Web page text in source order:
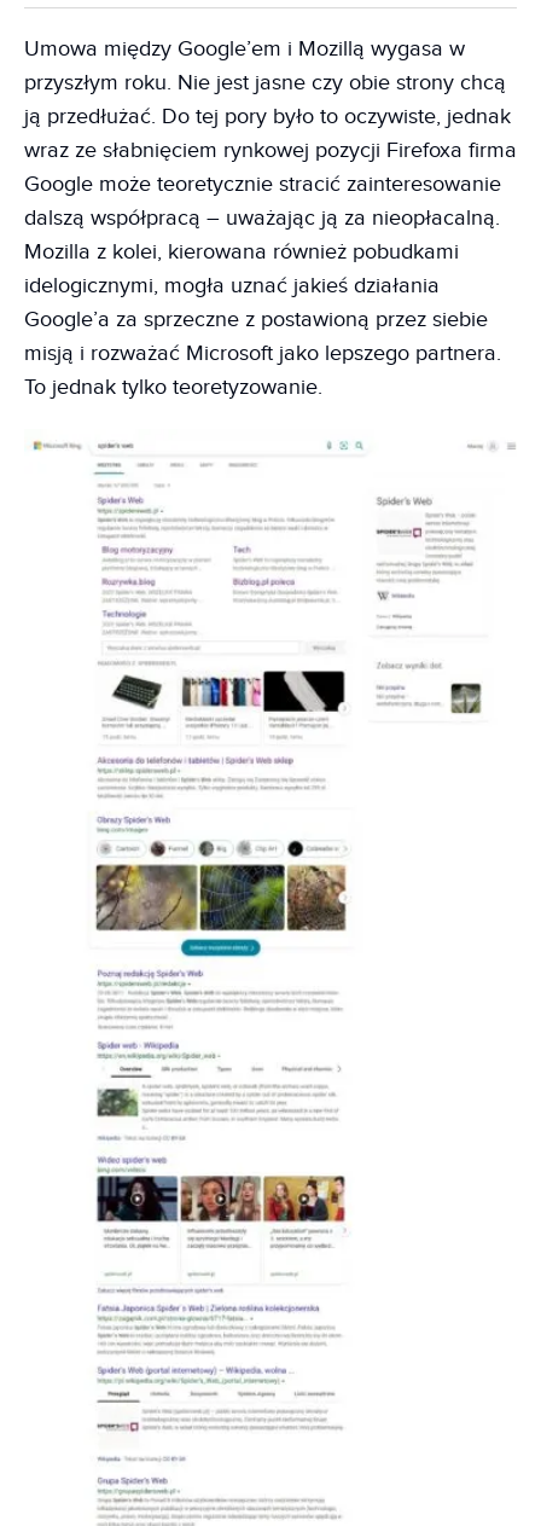
Umowa między Google’em i Mozillą wygasa w
przyszłym roku. Nie jest jasne czy obie strony chcą
ją przedłużać. Do tej pory było to oczywiste, jednak
wraz ze słabnięciem rynkowej pozycji Firefoxa firma
Google może teoretycznie stracić zainteresowanie
dalszą współpracą – uważając ją za nieopłacalną.
Mozilla z kolei, kierowana również pobudkami
idelogicznymi, mogła uznać jakieś działania
Google’a za sprzeczne z postawioną przez siebie
misją i rozważać Microsoft jako lepszego partnera.
To jednak tylko teoretyzowanie.